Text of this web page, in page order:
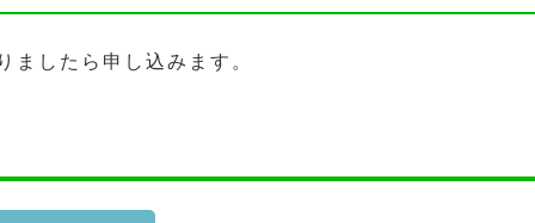
ましたら申し込みます。